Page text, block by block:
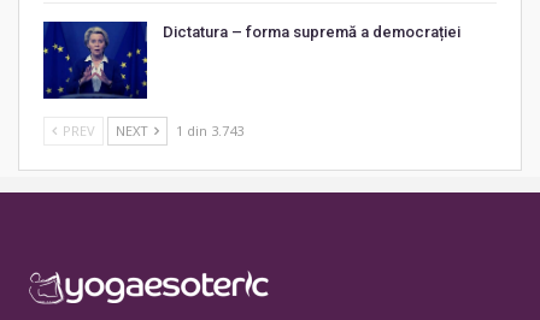
Dictatura – forma supremă a democrației
PREV NEXT 1 din 3.743